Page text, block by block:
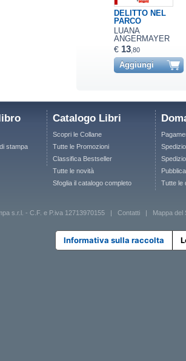
DELITTO NEL
PARCO
LUANA
ANGERMAYER
€ 13,80
Aggiungi
stampa
Catalogo Libri
Scopri le Collane
Tutte le Promozioni
Classifica Bestseller
Tutte le novità
Sfoglia il catalogo completo
Tutte le
s.r.l. - C.F. e P.iva 12713970155 | Contatti Mappa del
Informativa sulla raccolta